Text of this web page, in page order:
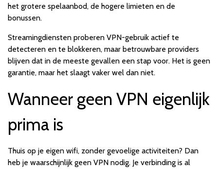
het grotere spelaanbod, de hogere limieten en de
bonussen.
Streamingdiensten proberen VPN-gebruik actief te
detecteren en te blokkeren, maar betrouwbare providers
blijven dat in de meeste gevallen een stap voor. Het is geen
garantie, maar het slaagt vaker wel dan niet.
Wanneer geen VPN eigenlijk
prima is
Thuis op je eigen wifi, zonder gevoelige activiteiten? Dan
heb je waarschijnlijk geen VPN nodig. Je verbinding is al